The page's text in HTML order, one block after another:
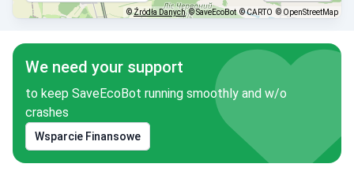
©Źródła Danych © SaveEcoBot © CARTO © OpenStreetMap
We need your support
to keep SaveEcoBot running smoothly and w/o
crashes
Wsparcie Finansowe